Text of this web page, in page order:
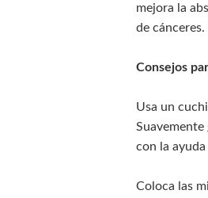
mejora la
de cánceres.
Consejos
Usa un
con la
Coloca las